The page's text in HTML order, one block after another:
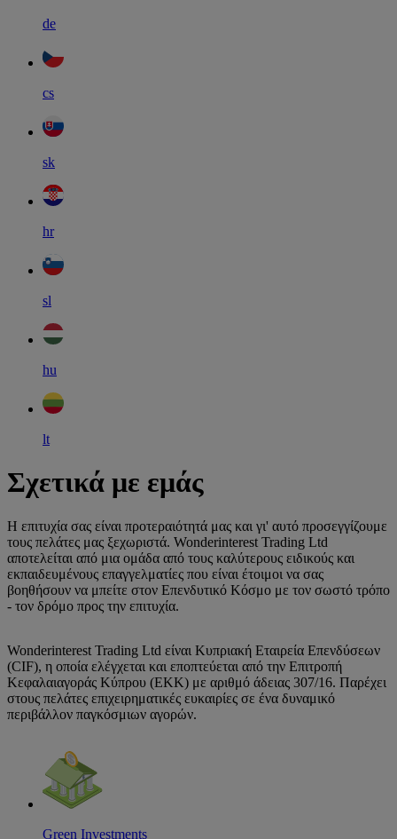
de
cs
sk
hr
sl
hu
lt
Σχετικά με εμάς
Η επιτυχία σας είναι προτεραιότητά μας και γι' αυτό προσεγγίζουμε
τους πελάτες μας ξεχωριστά. Wonderinterest Trading Ltd
αποτελείται από μια ομάδα από τους καλύτερους ειδικούς και
εκπαιδευμένους επαγγελματίες που είναι έτοιμοι να σας
βοηθήσουν να μπείτε στον Επενδυτικό Κόσμο με τον σωστό τρόπο
- τον δρόμο προς την επιτυχία.
Wonderinterest Trading Ltd είναι Κυπριακή Εταιρεία Επενδύσεων
(CIF), η οποία ελέγχεται και εποπτεύεται από την Επιτροπή
Κεφαλαιαγοράς Κύπρου (ΕΚΚ) με αριθμό άδειας 307/16. Παρέχει
στους πελάτες επιχειρηματικές ευκαιρίες σε ένα δυναμικό
περιβάλλον παγκόσμιων αγορών.
Green Investments